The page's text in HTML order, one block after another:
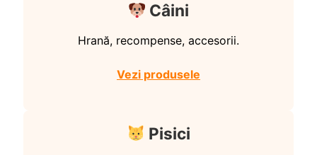
Câini
Hrană, recompense, accesorii.
Vezi produsele
Pisici